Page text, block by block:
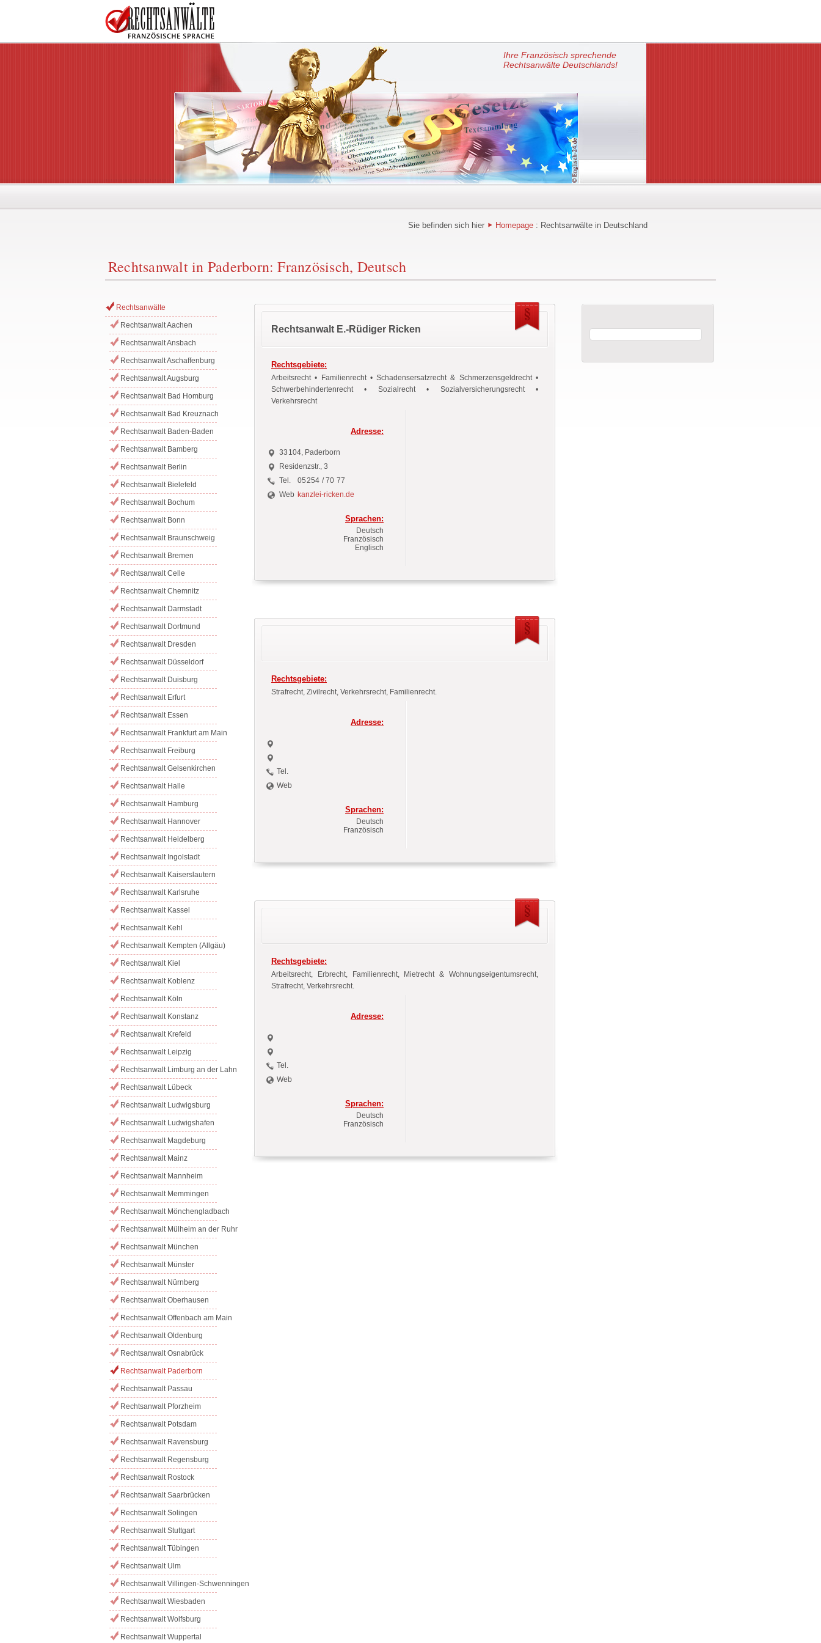
Ihre Französisch sprechende
Rechtsanwälte Deutschlands!
Sie befinden sich hier Homepage : Rechtsanwälte in Deutschland
Rechtsanwalt in Paderborn: Französisch, Deutsch
Rechtsanwälte
Rechtsanwalt Aachen
Rechtsanwalt Ansbach
Rechtsanwalt Aschaffenburg
Rechtsanwalt Augsburg
Rechtsanwalt Bad Homburg
Rechtsanwalt Bad Kreuznach
Rechtsanwalt Baden-Baden
Rechtsanwalt Bamberg
Rechtsanwalt Berlin
Rechtsanwalt Bielefeld
Rechtsanwalt Bochum
Rechtsanwalt Bonn
Rechtsanwalt Braunschweig
Rechtsanwalt Bremen
Rechtsanwalt Celle
Rechtsanwalt Chemnitz
Rechtsanwalt Darmstadt
Rechtsanwalt Dortmund
Rechtsanwalt Dresden
Rechtsanwalt Düsseldorf
Rechtsanwalt Duisburg
Rechtsanwalt Erfurt
Rechtsanwalt Essen
Rechtsanwalt Frankfurt am Main
Rechtsanwalt Freiburg
Rechtsanwalt Gelsenkirchen
Rechtsanwalt Halle
Rechtsanwalt Hamburg
Rechtsanwalt Hannover
Rechtsanwalt Heidelberg
Rechtsanwalt Ingolstadt
Rechtsanwalt Kaiserslautern
Rechtsanwalt Karlsruhe
Rechtsanwalt Kassel
Rechtsanwalt Kehl
Rechtsanwalt Kempten (Allgäu)
Rechtsanwalt Kiel
Rechtsanwalt Koblenz
Rechtsanwalt Köln
Rechtsanwalt Konstanz
Rechtsanwalt Krefeld
Rechtsanwalt Leipzig
Rechtsanwalt Limburg an der Lahn
Rechtsanwalt Lübeck
Rechtsanwalt Ludwigsburg
Rechtsanwalt Ludwigshafen
Rechtsanwalt Magdeburg
Rechtsanwalt Mainz
Rechtsanwalt Mannheim
Rechtsanwalt Memmingen
Rechtsanwalt Mönchengladbach
Rechtsanwalt Mülheim an der Ruhr
Rechtsanwalt München
Rechtsanwalt Münster
Rechtsanwalt Nürnberg
Rechtsanwalt Oberhausen
Rechtsanwalt Offenbach am Main
Rechtsanwalt Oldenburg
Rechtsanwalt Osnabrück
Rechtsanwalt Paderborn
Rechtsanwalt Passau
Rechtsanwalt Pforzheim
Rechtsanwalt Potsdam
Rechtsanwalt Ravensburg
Rechtsanwalt Regensburg
Rechtsanwalt Rostock
Rechtsanwalt Saarbrücken
Rechtsanwalt Solingen
Rechtsanwalt Stuttgart
Rechtsanwalt Tübingen
Rechtsanwalt Ulm
Rechtsanwalt Villingen-Schwenningen
Rechtsanwalt Wiesbaden
Rechtsanwalt Wolfsburg
Rechtsanwalt Wuppertal
Rechtsanwalt E.-Rüdiger Ricken
Rechtsgebiete:
Arbeitsrecht • Familienrecht • Schadensersatzrecht & Schmerzensgeldrecht •
Schwerbehindertenrecht • Sozialrecht • Sozialversicherungsrecht •
Verkehrsrecht
Adresse:
33104, Paderborn
Residenzstr., 3
Tel.
05254 / 70 77
Web kanzlei-ricken.de
Sprachen:
Deutsch
Französisch
Englisch
Rechtsgebiete:
Strafrecht, Zivilrecht, Verkehrsrecht, Familienrecht.
Adresse:
Tel.
Web
Sprachen:
Deutsch
Französisch
Rechtsgebiete:
Arbeitsrecht, Erbrecht, Familienrecht, Mietrecht & Wohnungseigentumsrecht,
Strafrecht, Verkehrsrecht.
Adresse:
Tel.
Web
Sprachen:
Deutsch
Französisch